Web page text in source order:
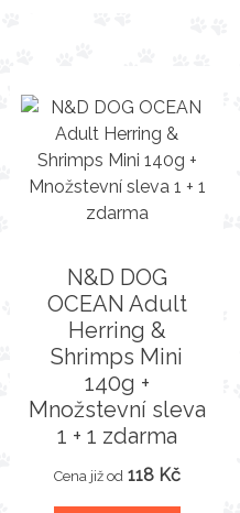
N&D DOG
OCEAN Adult
Herring &
Shrimps Mini
140g +
Množstevní sleva
1 + 1 zdarma
Cena již od 118 Kč